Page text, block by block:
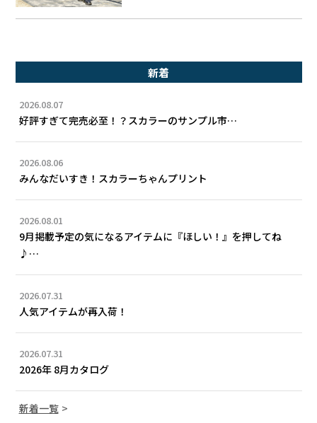
新着
2026.08.07
好評すぎて完売必至！？スカラーのサンプル市…
2026.08.06
みんなだいすき！スカラーちゃんプリント
2026.08.01
9月掲載予定の気になるアイテムに『ほしい！』を押してね
♪…
2026.07.31
人気アイテムが再入荷！
2026.07.31
2026年 8月カタログ
新着一覧